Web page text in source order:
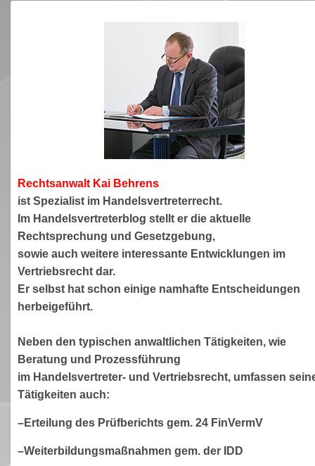
Rechtsanwalt Kai Behrens
ist Spezialist im Handelsvertreterrecht.
Im Handelsvertreterblog stellt er die aktuelle
Rechtsprechung und Gesetzgebung,
sowie auch weitere interessante Entwicklungen im
Vertriebsrecht dar.
Er selbst hat schon einige namhafte Entscheidungen
herbeigeführt.
Neben den typischen anwaltlichen Tätigkeiten, wie
Beratung und Prozessführung
im Handelsvertreter- und Vertriebsrecht, umfassen
Tätigkeiten auch:
–Erteilung des Prüfberichts gem. 24 FinVermV
–Weiterbildungsmaßnahmen gem. der IDD